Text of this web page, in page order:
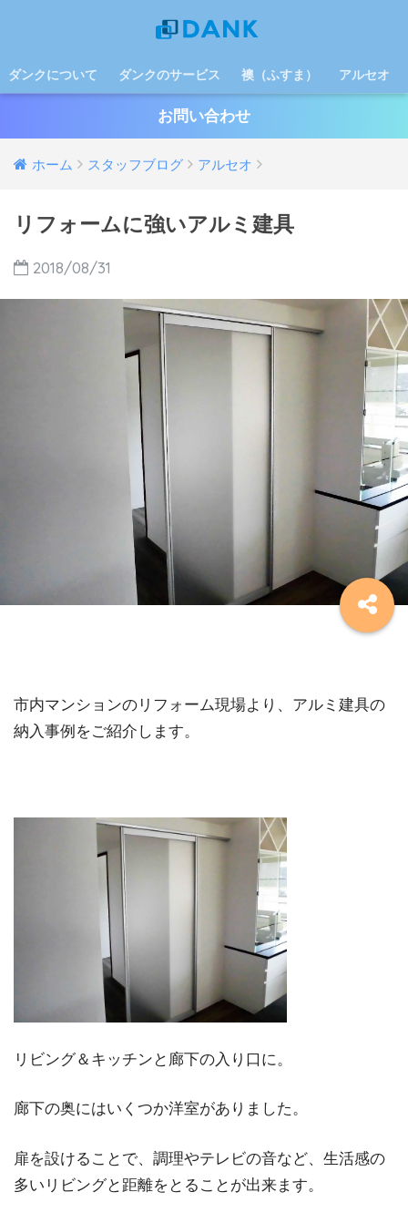
ダンクについて ダンクのサービス 襖（ふすま） アルセオ
お問い合わせ
ホーム スタッフブログ アルセオ
リフォームに強いアルミ建具
2018/08/31
市内マンションのリフォーム現場より、アルミ建具の
納入事例をご紹介します。
リビング＆キッチンと廊下の入り口に。
廊下の奥にはいくつか洋室がありました。
扉を設けることで、調理やテレビの音など、生活感の
多いリビングと距離をとることが出来ます。